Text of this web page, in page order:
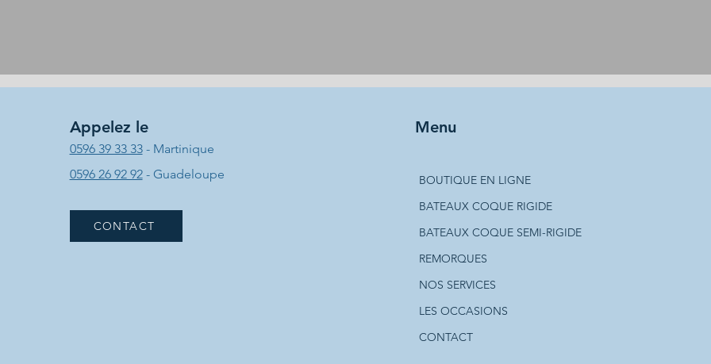
Appelez le
0596 39 33 33- Martinique
0596 26 92 92- Guadeloupe
CONTACT
Menu
BOUTIQUE EN LIGNE
BATEAUX COQUE RIGIDE
BATEAUX COQUE SEMI-RIGIDE
REMORQUES
NOS SERVICES
LES OCCASIONS
CONTACT